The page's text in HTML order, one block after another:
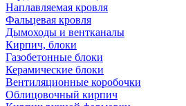
Наплавляемая кровля
Фальцевая кровля
Дымоходы и вентканалы
Кирпич, блоки
Газобетонные блоки
Керамические блоки
Вентиляционные коробочки
Облицовочный кирпич